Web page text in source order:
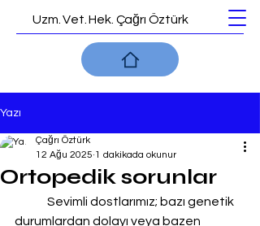
Uzm. Vet. Hek. Çağrı Öztürk
Yazı
Ortopedik sorunlar
Çağrı Öztürk
12 Ağu 2025 1 dakikada okunur
durumlardan dolayı veya bazen